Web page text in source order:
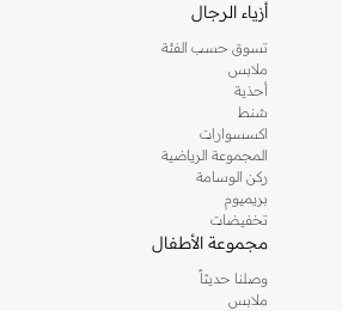
أزياء الرجال
تسوق حسب الفئة
ملابس
أحذية
شنط
اكسسوارات
المجموعة الرياضية
ركن الوسامة
بريميوم
تخفيضات
مجموعة الأطفال
وصلنا حديثاً
ملابس